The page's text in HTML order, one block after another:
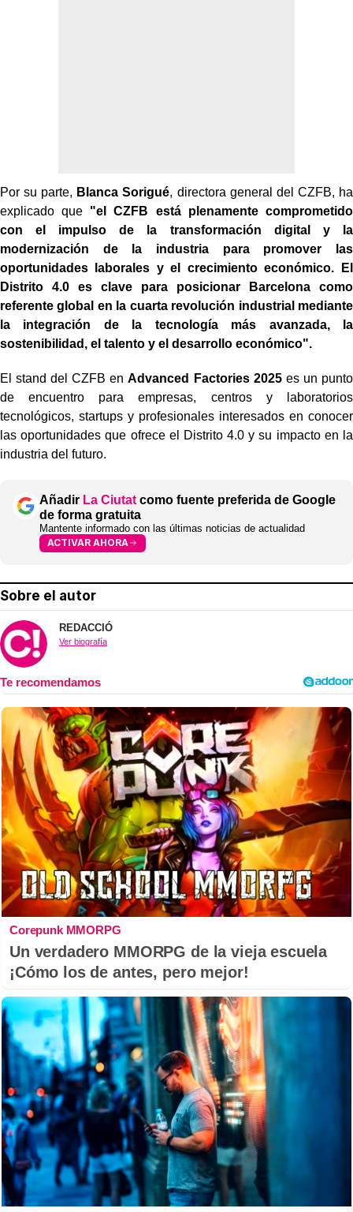
Por su parte, Blanca Sorigué, directora general del CZFB, ha
explicado que "el CZFB está plenamente comprometido
con el impulso de la transformación digital y la
modernización de la industria para promover las
oportunidades laborales y el crecimiento económico. El
Distrito 4.0 es clave para posicionar Barcelona como
referente global en la cuarta revolución industrial mediante
la integración de la tecnología más avanzada, la
sostenibilidad, el talento y el desarrollo económico".
El stand del CZFBenAdvanced Factories 2025es un punto
de encuentro para empresas, centros y laboratorios
tecnológicos, startups y profesionales interesados en conocer
las oportunidades que ofrece el Distrito 4.0 y su impacto en la
industria del futuro.
Añadir La Ciutat como fuente preferida de Google
de forma gratuita
Mantente informado con las últimas noticias de actualidad
ACTIVAR AHORA
Sobre el autor
REDACCIÓ
Ver biografía
Corepunk MMORPG
Un verdadero MMORPG de la vieja escuela
¡Cómo los de antes, pero mejor!